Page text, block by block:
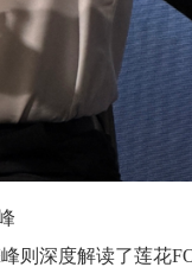
则深度解读了莲花